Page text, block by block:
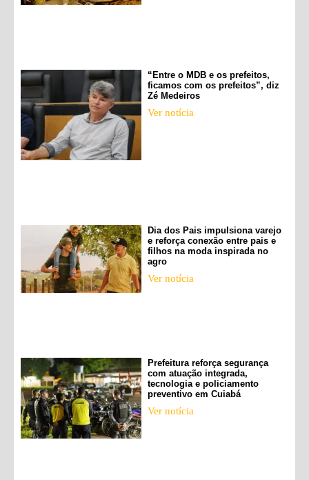
“Entre o MDB e os prefeitos,
ficamos com os prefeitos”, diz
Zé Medeiros
Ver notícia
Dia dos Pais impulsiona varejo
e reforça conexão entre pais e
filhos na moda inspirada no
agro
Ver notícia
Prefeitura reforça segurança
com atuação integrada,
tecnologia e policiamento
preventivo em Cuiabá
Ver notícia